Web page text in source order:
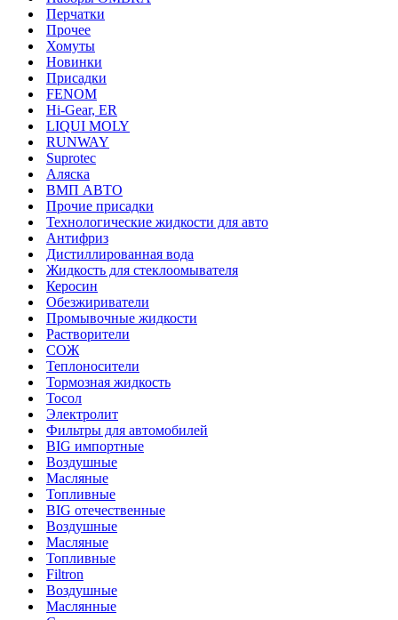
Перчатки
Прочее
Хомуты
Новинки
Присадки
FENOM
Hi-Gear, ER
LIQUI MOLY
RUNWAY
Suprotec
Аляска
ВМП АВТО
Прочие присадки
Технологические жидкости для авто
Антифриз
Дистиллированная вода
Жидкость для стеклоомывателя
Керосин
Обезжириватели
Промывочные жидкости
Растворители
СОЖ
Теплоносители
Тормозная жидкость
Тосол
Электролит
Фильтры для автомобилей
BIG импортные
Воздушные
Масляные
Топливные
BIG отечественные
Воздушные
Масляные
Топливные
Filtron
Воздушные
Маслянные